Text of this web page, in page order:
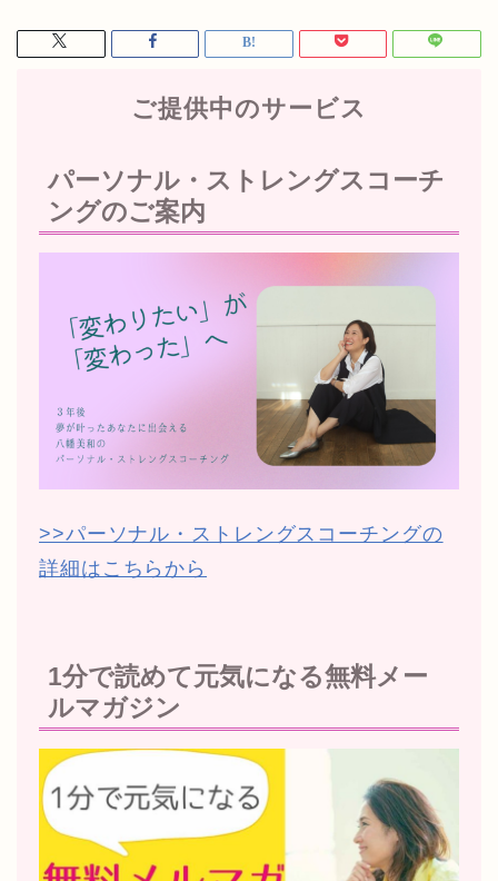
ご提供中のサービス
パーソナル・ストレングスコーチ
ングのご案内
>>パーソナル・ストレングスコーチングの
詳細はこちらから
1分で読めて元気になる無料メー
ルマガジン